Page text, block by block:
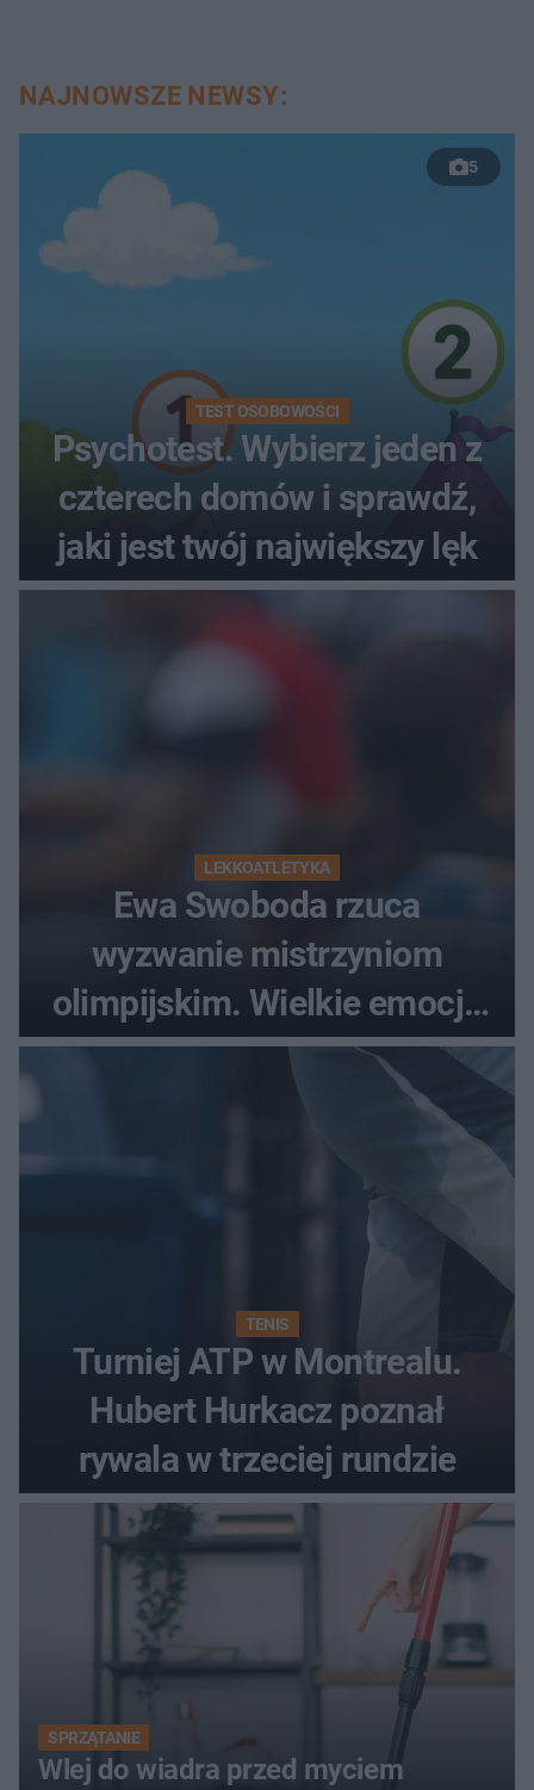
NAJNOWSZE NEWSY:
5
TEST OSOBOWOŚCI
Psychotest. Wybierz jeden z
czterech domów i sprawdź,
jaki jest twój największy lęk
LEKKOATLETYKA
Ewa Swoboda rzuca
wyzwanie mistrzyniom
olimpijskim. Wielkie emocje
podczas Silesia Memoriału
Kamili Skolimowskiej
TENIS
Turniej ATP w Montrealu.
Hubert Hurkacz poznał
rywala w trzeciej rundzie
SPRZĄTANIE
Wlej do wiadra przed myciem